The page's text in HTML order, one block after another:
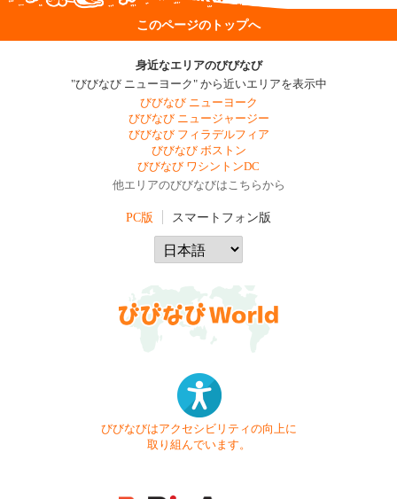
このページのトップへ
身近なエリアのびびなび
"びびなび ニューヨーク" から近いエリアを表示中
びびなび ニューヨーク
びびなび ニュージャージー
びびなび フィラデルフィア
びびなび ボストン
びびなび ワシントンDC
他エリアのびびなびはこちらから
PC版 スマートフォン版
びびなびはアクセシビリティの向上に
取り組んでいます。